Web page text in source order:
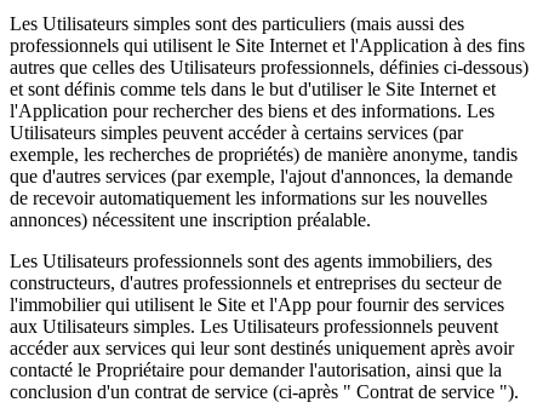
Les Utilisateurs simples sont des particuliers (mais aussi des
professionnels qui utilisent le Site Internet et l'Application à des fins
autres que celles des Utilisateurs professionnels, définies ci-dessous)
et sont définis comme tels dans le but d'utiliser le Site Internet et
l'Application pour rechercher des biens et des informations. Les
Utilisateurs simples peuvent accéder à certains services (par
exemple, les recherches de propriétés) de manière anonyme, tandis
que d'autres services (par exemple, l'ajout d'annonces, la demande
de recevoir automatiquement les informations sur les nouvelles
annonces) nécessitent une inscription préalable.
Les Utilisateurs professionnels sont des agents immobiliers, des
constructeurs, d'autres professionnels et entreprises du secteur de
l'immobilier qui utilisent le Site et l'App pour fournir des services
aux Utilisateurs simples. Les Utilisateurs professionnels peuvent
accéder aux services qui leur sont destinés uniquement après avoir
contacté le Propriétaire pour demander l'autorisation, ainsi que la
conclusion d'un contrat de service (ci-après " Contrat de service ").